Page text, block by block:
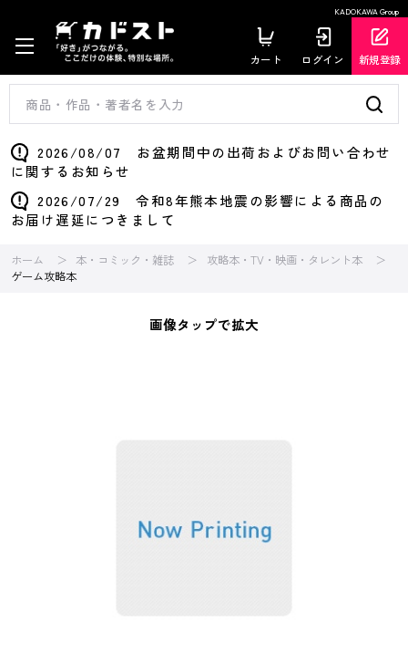
KADOKAWA Group
カート ログイン 新規登録
2026/08/07 お盆期間中の出荷およびお問い合わせ
に関するお知らせ
2026/07/29 令和8年熊本地震の影響による商品の
お届け遅延につきまして
ホーム 本・コミック・雑誌
攻略本・TV・映画・タレント本
ゲーム攻略本
画像タップで拡大